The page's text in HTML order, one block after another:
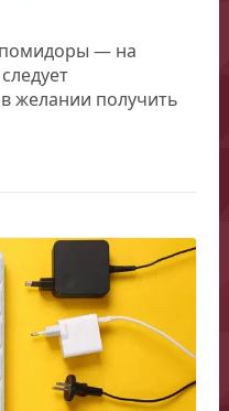
— на
желании получить